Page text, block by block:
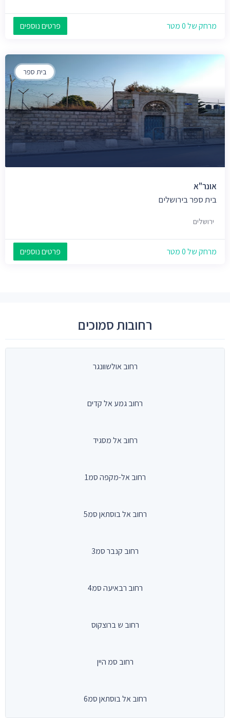
מרחק של 0 מטר פרטים נוספים
בית ספר
אונר"א
בית ספר בירושלים
ירושלים
מרחק של 0 מטר פרטים נוספים
רחובות סמוכים
רחוב אולשוונגר
רחוב גמע אל קדים
רחוב אל מסגיד
רחוב אל-מקפה סמ1
רחוב אל בוסתאן סמ5
רחוב קנבר סמ3
רחוב רבאיעה סמ4
רחוב ש ברוצקוס
רחוב סמ היין
רחוב אל בוסתאן סמ6